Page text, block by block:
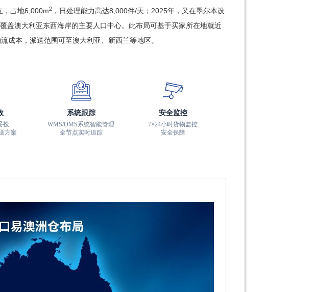
，占地6,000m2 ，日处理能力高达8,000件/天；2025年，又在墨尔本设
盖澳大利亚东西海岸的主要人口中心。此布局可基于买家所在地就近
成本，派送范围可至澳大利亚、新西兰等地区。
投
方案
系统跟踪
WMS/OMS系统智能管理
全节点实时追踪
安全监控
7×24小时货物监控
安全保障